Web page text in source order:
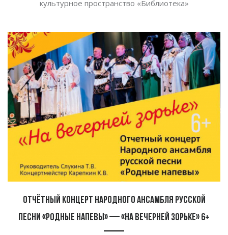
культурное пространство «Библиотека»
Отчётный концерт народного ансамбля русской
песни «Родные напевы» — «На вечерней зорьке» 6+